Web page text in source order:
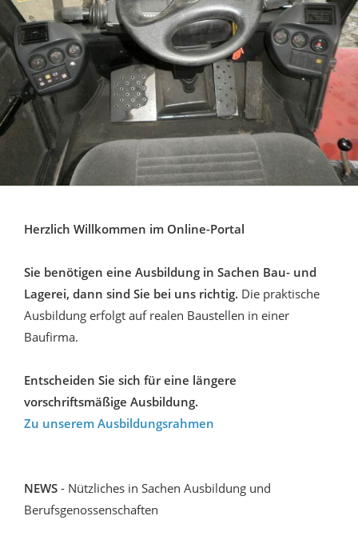
Herzlich Willkommen im Online-Portal
Sie benötigen eine Ausbildung in Sachen Bau- und
Lagerei, dann sind Sie bei uns richtig. Die praktische
Ausbildung erfolgt auf realen Baustellen in einer
Baufirma.
Entscheiden Sie sich für eine längere
vorschriftsmäßige Ausbildung.
Zu unserem Ausbildungsrahmen
NEWS - Nützliches in Sachen Ausbildung und
Berufsgenossenschaften